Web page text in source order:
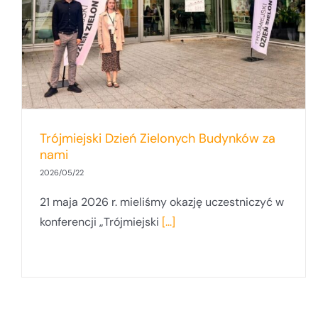
Trójmiejski Dzień Zielonych Budynków za
nami
2026/05/22
21 maja 2026 r. mieliśmy okazję uczestniczyć w
konferencji „Trójmiejski [...]
dla pracowników i studentów
Uniwersytetu Gdańskiego